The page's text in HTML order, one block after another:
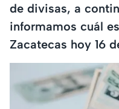
de divisas, a
informamos cuál
Zacatecas hoy 16